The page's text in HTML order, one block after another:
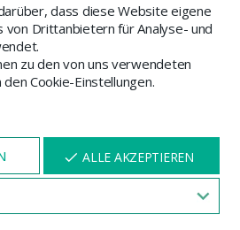
dass diese Website eigene
von Drittanbietern für Analyse- und
zu den von uns verwendeten
den Cookie-Einstellungen.
ALLE AKZEPTIEREN
SIE UNSERE WEBSITE
5 MINUTEN, UND EIN
ERSCHEINT HIER